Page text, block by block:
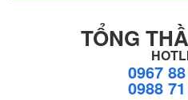
TỔNG
0967
0988